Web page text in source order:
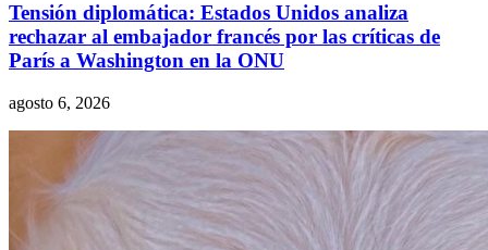
Tensión diplomática: Estados Unidos analiza
rechazar al embajador francés por las críticas de
París a Washington en la ONU
agosto 6, 2026